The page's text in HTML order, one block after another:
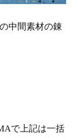
中間素材の錬
で上記は一括